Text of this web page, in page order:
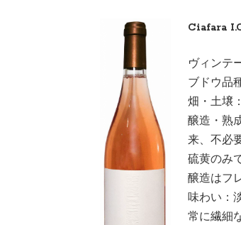
Ciafara
ヴィンテ
ブドウ品
畑・土壌
醸造・熟
来、不必
硫黄のみ
醸造はフ
味わい：
常に繊細